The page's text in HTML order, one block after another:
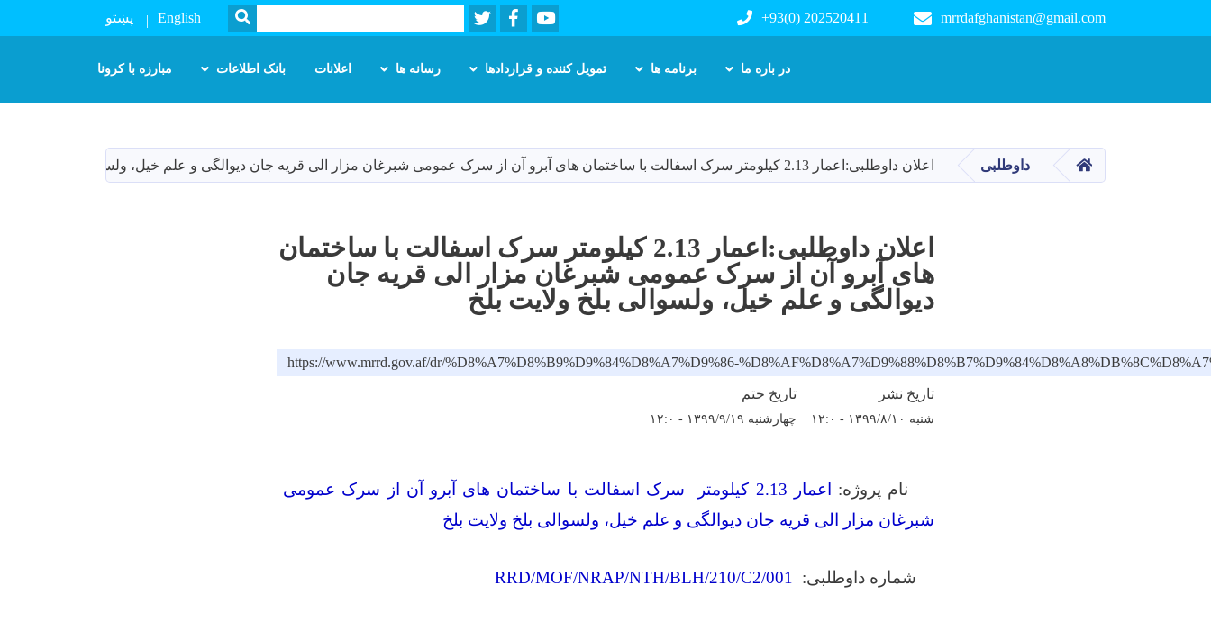
main
content
mrrdafghanistan@gmail.com
+93(0) 202520411
Youtube
Facebook
Twitter
Search
SEARCH
English پښتو
در باره ما برنامه ها تمویل کننده و قراردادها رسانه ها اعلانات بانک اطلاعات مبارزه با کرونا
صفحه اصلیداوطلبی اعلان داوطلبی:اعمار 2.13 کیلومتر سرک اسفالت با ساختمان های آبرو آن از سرک عمومی شبرغان مزار الی قریه جان دیوالگی و علم خیل، ولسوالی بلخ ولایت بلخ
اعلان داوطلبی:اعمار 2.13 کیلومتر سرک اسفالت با ساختمان
های آبرو آن از سرک عمومی شبرغان مزار الی قریه جان
دیوالگی و علم خیل، ولسوالی بلخ ولایت بلخ
https://www.mrrd.gov.af/dr/%D8%A7%D8%B9%D9%84%D8%A7%D9%86-
تاریخ نشر
شنبه ۱۳۹۹/۸/۱۰ - ۱۲:۰
تاریخ ختم
چهارشنبه ۱۳۹۹/۹/۱۹ - ۱۲:۰
نام پروژه:
اعمار 2.13 کیلومتر سرک اسفالت با ساختمان های آبرو آن از سرک عمومی
شبرغان مزار الی قریه جان دیوالگی و علم خیل، ولسوالی بلخ ولایت بلخ
شماره داوطلبی: RRD/MOF/NRAP/NTH/BLH/210/C2/001